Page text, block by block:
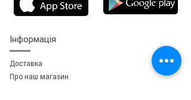
Інформація
Доставка
Про наш магазин